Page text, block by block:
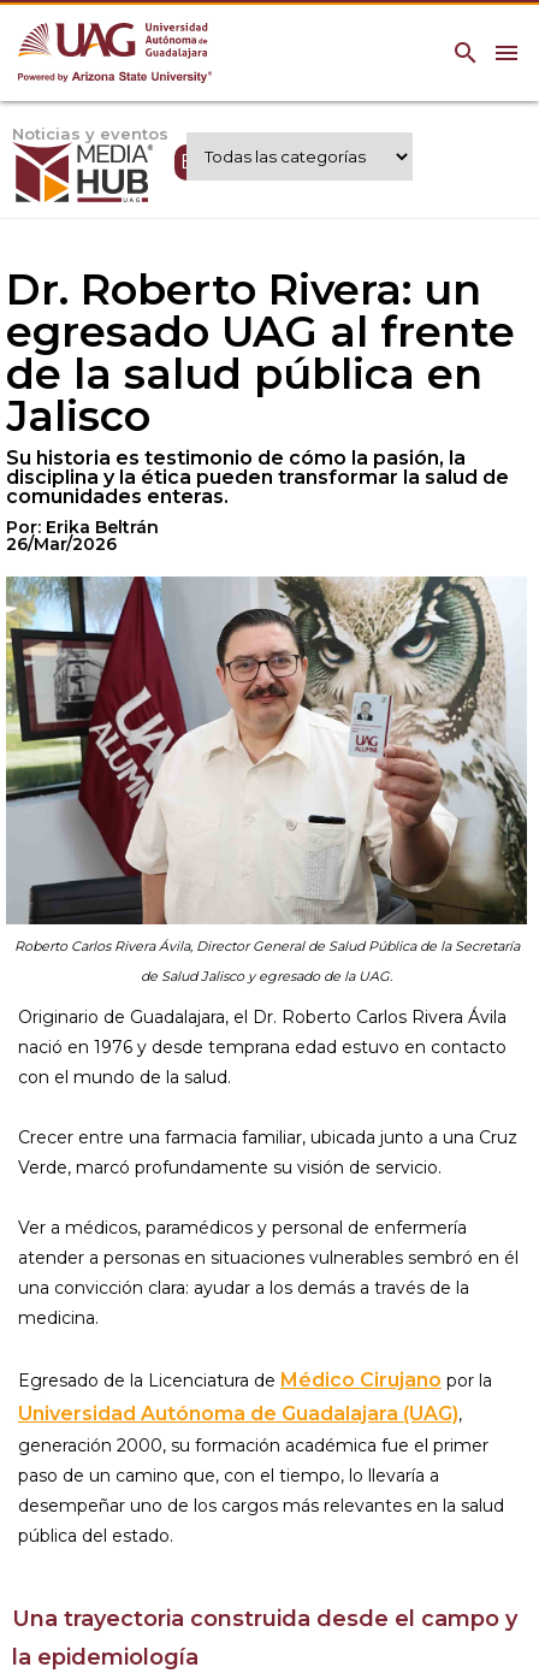
menu
search
Noticias y eventos
Expertos UAG
Dr. Roberto Rivera: un
egresado UAG al frente
de la salud pública en
Jalisco
Su historia es testimonio de cómo la pasión, la
disciplina y la ética pueden transformar la salud de
comunidades enteras.
Por: Erika Beltrán
26/Mar/2026
Roberto Carlos Rivera Ávila, Director General de Salud Pública de la Secretaría
de Salud Jalisco y egresado de la UAG.
Originario de Guadalajara, el Dr. Roberto Carlos Rivera Ávila
nació en 1976 y desde temprana edad estuvo en contacto
con el mundo de la salud.
Crecer entre una farmacia familiar, ubicada junto a una Cruz
Verde, marcó profundamente su visión de servicio.
Ver a médicos, paramédicos y personal de enfermería
atender a personas en situaciones vulnerables sembró en él
una convicción clara: ayudar a los demás a través de la
medicina.
Egresado de la Licenciatura de Médico Cirujano por la
Universidad Autónoma de Guadalajara (UAG),
generación 2000, su formación académica fue el primer
paso de un camino que, con el tiempo, lo llevaría a
desempeñar uno de los cargos más relevantes en la salud
pública del estado.
Una trayectoria construida desde el campo y
la epidemiología